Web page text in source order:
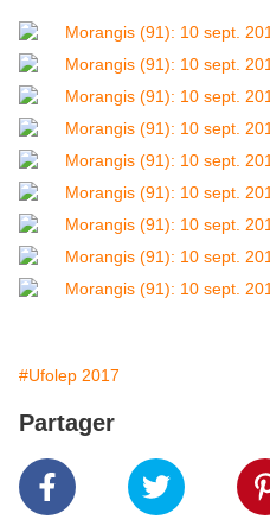
#Ufolep 2017
Partager